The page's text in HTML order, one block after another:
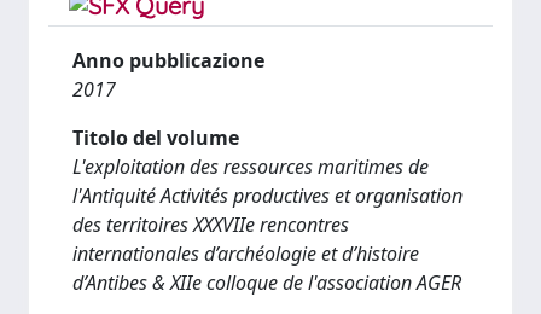
Anno pubblicazione
2017
Titolo del volume
L'exploitation des ressources maritimes de
l'Antiquité Activités productives et organisation
des territoires XXXVIIe rencontres
internationales d’archéologie et d’histoire
d’Antibes & XIIe colloque de l'association AGER